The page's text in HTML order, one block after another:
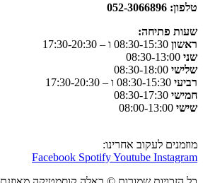
טלפון: 052-3066896
שעות פתיחה:
ראשון
שני
שלישי
רביעי
חמישי
שישי
מוזמנים לעקוב אחרינו:
Facebook SpotifyYoutube Instagram